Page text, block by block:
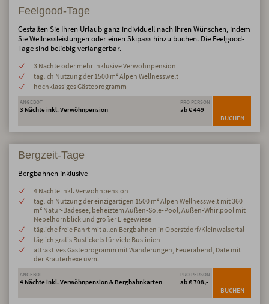
Feelgood-Tage
Gestalten Sie Ihren Urlaub ganz individuell nach Ihren Wünschen, indem
Sie Wellnessleistungen oder einen Skipass hinzu buchen. Die Feelgood-
Tage sind beliebig verlängerbar.
3 Nächte oder mehr inklusive Verwöhnpension
täglich Nutzung der 1500 m² Alpen Wellnesswelt
hochklassiges Gästeprogramm
ANGEBOT
3 Nächte inkl. Verwöhnpension
PRO PERSON
ab € 449
BUCHEN
Bergzeit-Tage
Bergbahnen inklusive
4 Nächte inkl. Verwöhnpension
täglich Nutzung der einzigartigen 1500 m² Alpen Wellnesswelt mit 360
m² Natur-Badesee, beheiztem Außen-Sole-Pool, Außen-Whirlpool mit
Nebelhornblick und großer Liegewiese
tägliche freie Fahrt mit allen Bergbahnen in Oberstdorf/Kleinwalsertal
täglich gratis Bustickets für viele Buslinien
attraktives Gästeprogramm mit Wanderungen, Feuerabend, Date mit
der Kräuterhexe uvm.
ANGEBOT
4 Nächte inkl. Verwöhnpension & Bergbahnkarten
PRO PERSON
ab € 708,-
BUCHEN